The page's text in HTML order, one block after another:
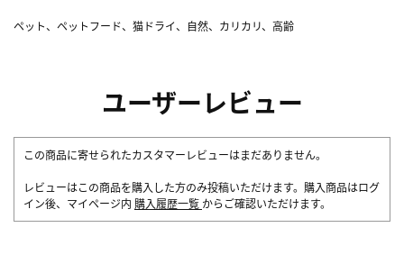
ペット、ペットフード、猫ドライ、自然、カリカリ、高齢
ユーザーレビュー
この商品に寄せられたカスタマーレビューはまだありません。
レビューはこの商品を購入した方のみ投稿いただけます。購入商品はログ
イン後、マイページ内 購入履歴一覧 からご確認いただけます。